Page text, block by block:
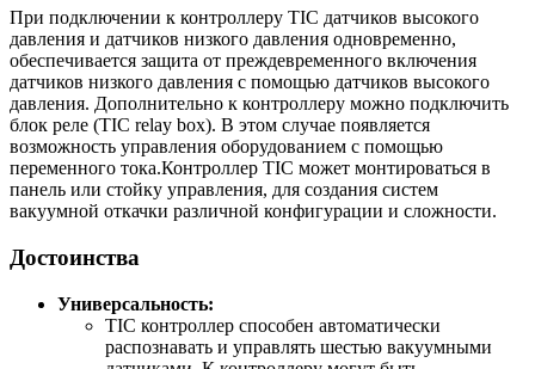
При подключении к контроллеру TIC датчиков высокого
давления и датчиков низкого давления одновременно,
обеспечивается защита от преждевременного включения
датчиков низкого давления с помощью датчиков высокого
давления. Дополнительно к контроллеру можно подключить
блок реле (TIC relay box). В этом случае появляется
возможность управления оборудованием с помощью
переменного тока.Контроллер TIC может монтироваться в
панель или стойку управления, для создания систем
вакуумной откачки различной конфигурации и сложности.
Достоинства
Универсальность:
TIC контроллер способен автоматически
распознавать и управлять шестью вакуумными